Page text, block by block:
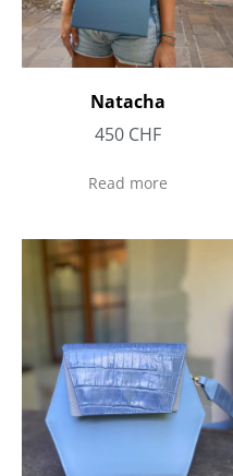
Natacha
450 CHF
Read more